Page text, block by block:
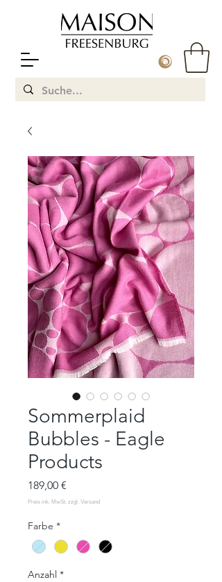
Sommerplaid
Bubbles - Eagle
Products
189,00 €
Farbe *
Anzahl *